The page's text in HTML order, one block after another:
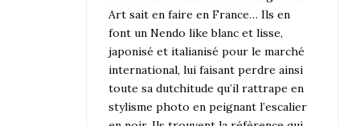
Art sait en faire en France… Ils en
font un Nendo like blanc et lisse,
japonisé et italianisé pour le marché
international, lui faisant perdre ainsi
toute sa dutchitude qu’il rattrape en
stylisme photo en peignant l’escalier